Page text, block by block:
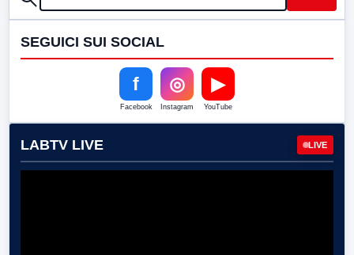
SEGUICI SUI SOCIAL
f
Facebook
◎
Instagram
▶
YouTube
LABTV LIVE LIVE